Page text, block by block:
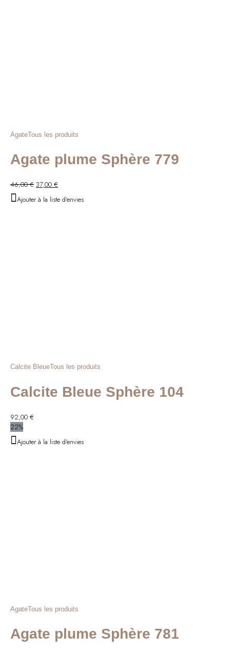
AgateTous les produits
Agate plume Sphère 779
46,00€ Le
initial
37,00 €
actuel
Ajouter à la liste d'envies
Calcite BleueTous les produits
Calcite Bleue Sphère 104
92,00 €
22%
Ajouter à la liste d'envies
AgateTous les produits
Agate plume Sphère 781